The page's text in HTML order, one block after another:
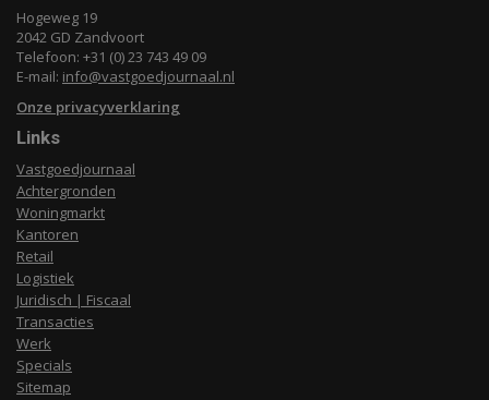
Hogeweg 19
2042 GD Zandvoort
Telefoon: +31 (0) 23 743 49 09
E-mail: info@vastgoedjournaal.nl
Onze privacyverklaring
Links
Vastgoedjournaal
Achtergronden
Woningmarkt
Kantoren
Retail
Logistiek
Juridisch | Fiscaal
Transacties
Werk
Specials
Sitemap